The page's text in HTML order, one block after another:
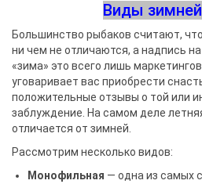
Виды
Большинство рыбаков считают,
ни чем не отличаются, а надпись
«зима» это всего лишь
уговаривает вас приобрести
положительные отзывы о той или
заблуждение. На самом деле
отличается от зимней.
Рассмотрим несколько видов:
Монофильная — одна из самых